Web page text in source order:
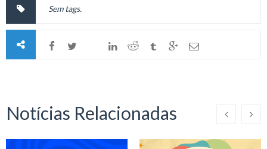
Sem tags.
Notícias Relacionadas